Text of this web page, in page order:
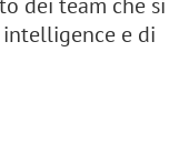
e di